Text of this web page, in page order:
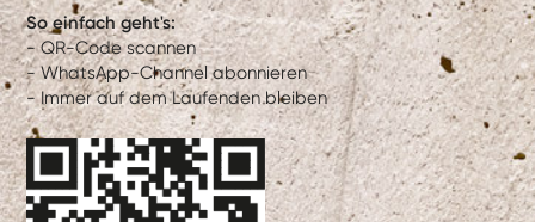
So einfach geht's:
- QR-Code scannen
- WhatsApp-Channel abonnieren
- Immer auf dem Laufenden bleiben